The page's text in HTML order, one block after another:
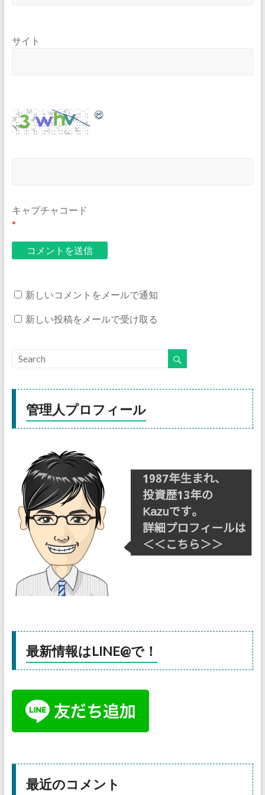
サイト
キャプチャコード
*
新しいコメントをメールで通知
新しい投稿をメールで受け取る
管理人プロフィール
最新情報はLINE@で！
最近のコメント